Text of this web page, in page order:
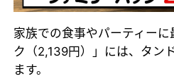
家族での食事やパーティー
ク（2,139円）」には、タン
ます。